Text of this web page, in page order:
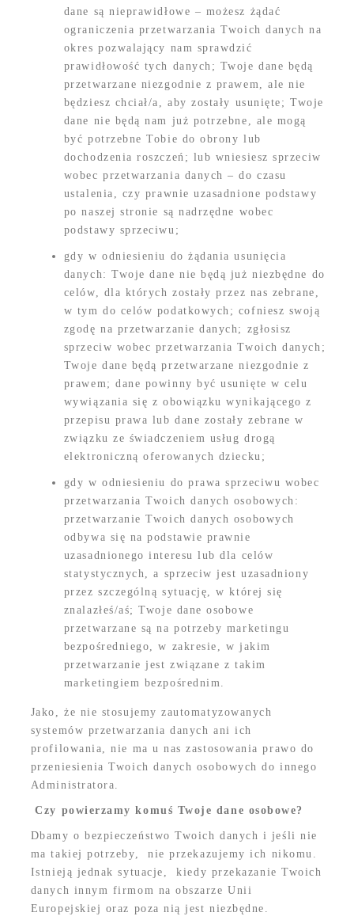
dane są nieprawidłowe – możesz żądać
ograniczenia przetwarzania Twoich danych na
okres pozwalający nam sprawdzić
prawidłowość tych danych; Twoje dane będą
przetwarzane niezgodnie z prawem, ale nie
będziesz chciał/a, aby zostały usunięte; Twoje
dane nie będą nam już potrzebne, ale mogą
być potrzebne Tobie do obrony lub
dochodzenia roszczeń; lub wniesiesz sprzeciw
wobec przetwarzania danych – do czasu
ustalenia, czy prawnie uzasadnione podstawy
po naszej stronie są nadrzędne wobec
podstawy sprzeciwu;
gdy w odniesieniu do żądania usunięcia
danych: Twoje dane nie będą już niezbędne do
celów, dla których zostały przez nas zebrane,
w tym do celów podatkowych; cofniesz swoją
zgodę na przetwarzanie danych; zgłosisz
sprzeciw wobec przetwarzania Twoich danych;
Twoje dane będą przetwarzane niezgodnie z
prawem; dane powinny być usunięte w celu
wywiązania się z obowiązku wynikającego z
przepisu prawa lub dane zostały zebrane w
związku ze świadczeniem usług drogą
elektroniczną oferowanych dziecku;
gdy w odniesieniu do prawa sprzeciwu wobec
przetwarzania Twoich danych osobowych:
przetwarzanie Twoich danych osobowych
odbywa się na podstawie prawnie
uzasadnionego interesu lub dla celów
statystycznych, a sprzeciw jest uzasadniony
przez szczególną sytuację, w której się
znalazłeś/aś; Twoje dane osobowe
przetwarzane są na potrzeby marketingu
bezpośredniego, w zakresie, w jakim
przetwarzanie jest związane z takim
marketingiem bezpośrednim.
Jako, że nie stosujemy zautomatyzowanych
systemów przetwarzania danych ani ich
profilowania, nie ma u nas zastosowania prawo do
przeniesienia Twoich danych osobowych do innego
Administratora.
Czy powierzamy komuś Twoje dane osobowe?
Dbamy o bezpieczeństwo Twoich danych i jeśli nie
ma takiej potrzeby, nie przekazujemy ich nikomu.
Istnieją jednak sytuacje, kiedy przekazanie Twoich
danych innym firmom na obszarze Unii
Europejskiej oraz poza nią jest niezbędne.